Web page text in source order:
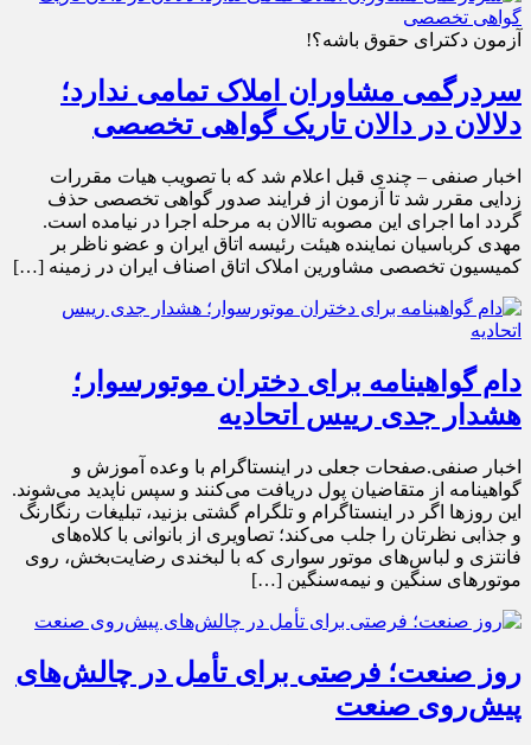
آزمون دکترای حقوق باشه؟!
سردرگمی مشاوران املاک تمامی ندارد؛
دلالان در دالان تاریک گواهی تخصصی
اخبار صنفی – چندی قبل اعلام شد که با تصویب هیات مقررات
زدایی مقرر شد تا آزمون از فرایند صدور گواهی تخصصی حذف
گردد اما اجرای این مصوبه تاالان به مرحله اجرا در نیامده است.
مهدی کرباسیان نماینده هيئت رئیسه اتاق ایران و عضو ناظر بر
کمیسیون تخصصی مشاورین املاک اتاق اصناف ایران در زمینه […]
دام گواهینامه برای دختران موتورسوار؛
هشدار جدی رییس اتحادیه
اخبار صنفی.صفحات جعلی در اینستاگرام با وعده آموزش و
گواهینامه از متقاضیان پول دریافت می‌کنند و سپس ناپدید می‌شوند.
این روزها اگر در اینستاگرام و تلگرام گشتی بزنید، تبلیغات رنگارنگ
و جذابی نظرتان را جلب می‌کند؛ تصاویری از بانوانی با کلاه‌های
فانتزی و لباس‌های موتور سواری که با لبخندی رضایت‌بخش، روی
موتورهای سنگین و نیمه‌سنگین […]
روز صنعت؛ فرصتی برای تأمل در چالش‌های
پیش‌روی صنعت